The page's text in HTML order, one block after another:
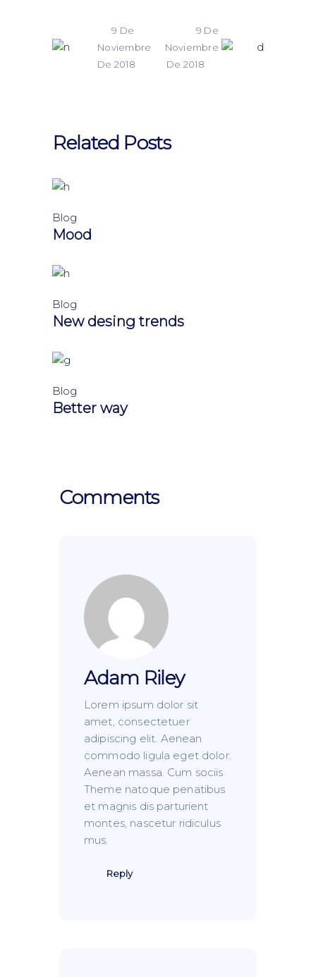
9 De
Noviembre
De 2018
9 De
Noviembre
De 2018
Related Posts
Blog
Mood
Blog
New desing trends
Blog
Better way
Comments
Adam Riley
Lorem ipsum dolor sit
amet, consectetuer
adipiscing elit. Aenean
commodo ligula eget dolor.
Aenean massa. Cum sociis
Theme natoque penatibus
et magnis dis parturient
montes, nascetur ridiculus
mus.
Reply